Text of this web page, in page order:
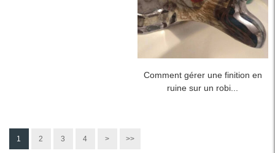
Comment gérer une finition en
ruine sur un robi...
1 2 3 4 > >>